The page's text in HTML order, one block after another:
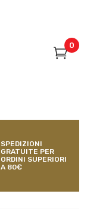
0
SPEDIZIONI
GRATUITE PER
ORDINI SUPERIORI
A 80€